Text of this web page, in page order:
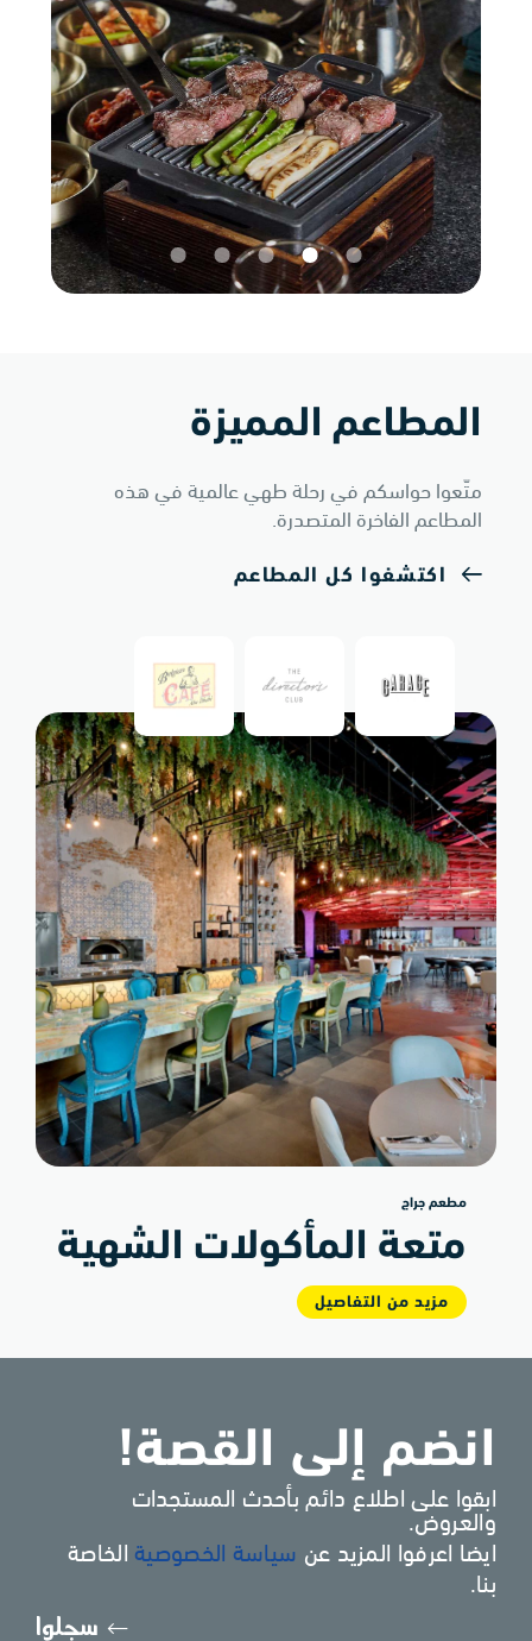
المطاعم المميزة
متّعوا حواسكم في رحلة طهي عالمية في هذه
المطاعم الفاخرة المتصدرة.
اكتشفوا كل المطاعم
مطعم جراج
متعة المأكولات الشهية
مزيد من التفاصيل
انضم إلى القصة!
ابقوا على اطلاع دائم بأحدث المستجدات
والعروض.
ايضا اعرفوا المزيد عن سياسة الخصوصية الخاصة
بنا.
سجلوا